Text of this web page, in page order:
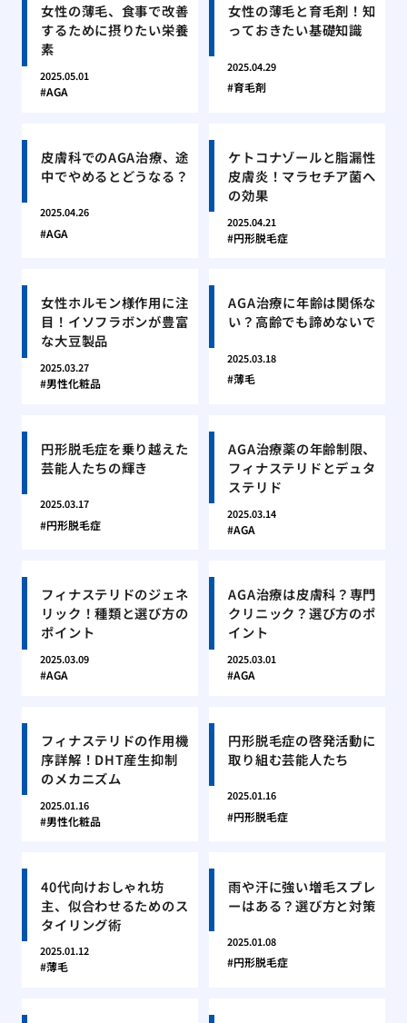
女性の薄毛、食事で改善
するために摂りたい栄養
素
2025.05.01
AGA
女性の薄毛と育毛剤！知
っておきたい基礎知識
2025.04.29
育毛剤
皮膚科でのAGA治療、途
中でやめるとどうなる？
2025.04.26
AGA
ケトコナゾールと脂漏性
皮膚炎！マラセチア菌へ
の効果
2025.04.21
円形脱毛症
女性ホルモン様作用に注
目！イソフラボンが豊富
な大豆製品
2025.03.27
男性化粧品
AGA治療に年齢は関係な
い？高齢でも諦めないで
2025.03.18
薄毛
円形脱毛症を乗り越えた
芸能人たちの輝き
2025.03.17
円形脱毛症
AGA治療薬の年齢制限、
フィナステリドとデュタ
ステリド
2025.03.14
AGA
フィナステリドのジェネ
リック！種類と選び方の
ポイント
2025.03.09
AGA
AGA治療は皮膚科？専門
クリニック？選び方のポ
イント
2025.03.01
AGA
フィナステリドの作用機
序詳解！DHT産生抑制
のメカニズム
2025.01.16
男性化粧品
円形脱毛症の啓発活動に
取り組む芸能人たち
2025.01.16
円形脱毛症
40代向けおしゃれ坊
主、似合わせるためのス
タイリング術
2025.01.12
薄毛
雨や汗に強い増毛スプレ
ーはある？選び方と対策
2025.01.08
円形脱毛症